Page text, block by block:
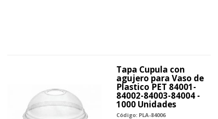
Tapa Cupula con
agujero para Vaso de
Plastico PET 84001-
84002-84003-84004 -
1000 Unidades
Código: PLA-84006